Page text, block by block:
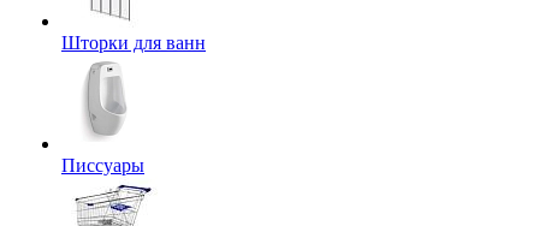
Шторки для ванн
Писсуары